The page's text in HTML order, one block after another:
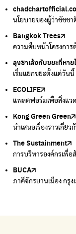
นโยบายของผู้ว่าชัชชา
Bangkok Trees
ความคืบหน้าโครงกา
ลุงซาเล้งกับขยะที่หาย
เริ่มแยกขยะตั้งแต่วันนี้
ECOLIFE
แพลตฟอร์มเพื่อสิ่งแว
Kong Green Green
นำเสนอเรื่องราวเกี่ยว
The Sustainment
การบริหารองค์กรเพื่อ
BUCA
ภาคีจักรยานเมือง กรุง
BKK Zero Waste
กรุงเทพฯไม่เทรวม
Green2Get
แอปแยกขยะได้ง่ายๆเ
มูลนิธิโลกสีเขียว
สร้างโลกเขียวด้วยพลัง
Plaplus
แพลตฟอร์มการจัดกา
ECOLIFE
แพลตฟอร์มเพื่อสิ่งแว
มือวิเศษกรุงเทพ
บริจาคขยะไปอัพไซเคิ
Airbkk
รายงานคุณภาพอากาศ
Line Alert
แจ้งเตือนฝุ่นผ่านไลน์
สำนักสิ่งแวดล้อม กรุง
ศูนย์ข้อมูลกระจายข่าว
Greener Bangkok
โครงการเพิ่มพื้นที่สีเขี
Urban Design and
ศูนย์ออกแบบและพัฒน
BangkokStories
เรื่องราวในกรุงเทพโด
Climate Strike
เพจรณรงค์โครงการเ
กรมอุตุนิยมวิทยา
กรมควบคุมอากาศรว
35 Hours Bangkok
โครงการ 35 ชั่วโมงกา